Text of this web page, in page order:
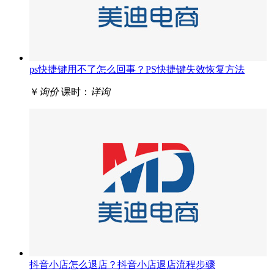
ps快捷键用不了怎么回事？PS快捷键失效恢复方法
￥ 询价 课时： 详询
抖音小店怎么退店？抖音小店退店流程步骤